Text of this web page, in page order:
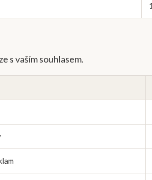
s vaším souhlasem.